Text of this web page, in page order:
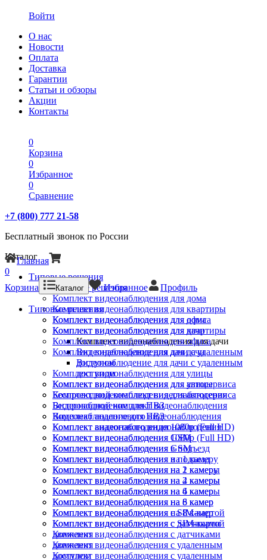
Войти
О нас
Новости
Оплата
Доставка
Гарантии
Статьи и обзоры
Акции
Контакты
0
Корзина
0
Избранное
0
Сравнение
+7 (800) 777 21-58
Бесплатный звонок по России
Каталог
Типовые решения
Типовые решения
Комплект видеонаблюдения для дома
Комплект видеонаблюдения для квартиры
Комплект видеонаблюдения для офиса
Комплект видеонаблюдения для дачи
Комплект видеонаблюдения для дачи
Видеонаблюдение для дачи с удаленным
доступом
Комплект видеонаблюдения для улицы
Комплект видеонаблюдения для автосервиса
Беспроводной комплект видеонаблюдения
Видеонаблюдение для ПВЗ
Комплект аналогового видеонаблюдения
Комплект видеонаблюдения 1080p (Full HD)
Комплект видеонаблюдения GSM
Комплект видеонаблюдения в подъезд
Комплект видеонаблюдения на 1 камеру
Комплект видеонаблюдения на 2 камеры
Комплект видеонаблюдения на 4 камеры
Комплект видеонаблюдения на 6 камер
Комплект видеонаблюдения на 8 камер
Комплект видеонаблюдения с SIM-картой
Комплект видеонаблюдения с датчиками
движения
Комплект видеонаблюдения с удаленным
доступом
Главная
0
Корзина
Каталог Избранное Профиль
Типовые решения
Комплект видеонаблюдения для дома
Комплект видеонаблюдения для квартиры
Комплект видеонаблюдения для офиса
Комплект видеонаблюдения для дачи
Видеонаблюдение для дачи с удаленным
доступом
Комплект видеонаблюдения для улицы
Комплект видеонаблюдения для автосервиса
Беспроводной комплект видеонаблюдения
Видеонаблюдение для ПВЗ
Комплект аналогового видеонаблюдения
Комплект видеонаблюдения 1080p (Full HD)
Комплект видеонаблюдения GSM
Комплект видеонаблюдения в подъезд
Комплект видеонаблюдения на 1 камеру
Комплект видеонаблюдения на 2 камеры
Комплект видеонаблюдения на 4 камеры
Комплект видеонаблюдения на 6 камер
Комплект видеонаблюдения на 8 камер
Комплект видеонаблюдения с SIM-картой
Комплект видеонаблюдения с датчиками
движения
Комплект видеонаблюдения с удаленным